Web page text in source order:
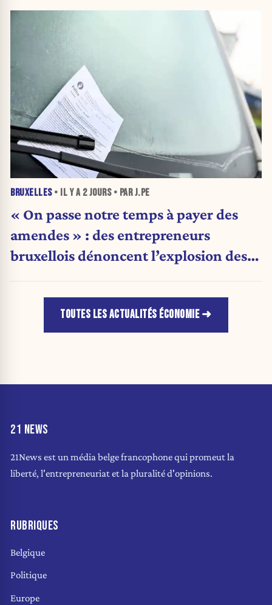
arriver
BRUXELLES• IL Y A 2 JOURS• PAR J.PE
« On passe notre temps à payer des
amendes » : des entrepreneurs
bruxellois dénoncent l’explosion des
TOUTES LES ACTUALITÉS ÉCONOMIE
21 NEWS
21News est un média belge francophone qui promeut la
liberté, l'entrepreneuriat et la pluralité d'opinions.
RUBRIQUES
Belgique
Politique
Europe